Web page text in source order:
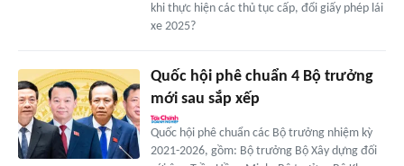
khi thực hiện các thủ tục cấp, đổi giấy phép lái
xe 2025?
Quốc hội phê chuẩn 4 Bộ trưởng
mới sau sắp xếp
Quốc hội phê chuẩn các Bộ trưởng nhiệm kỳ
2021-2026, gồm: Bộ trưởng Bộ Xây dựng đối